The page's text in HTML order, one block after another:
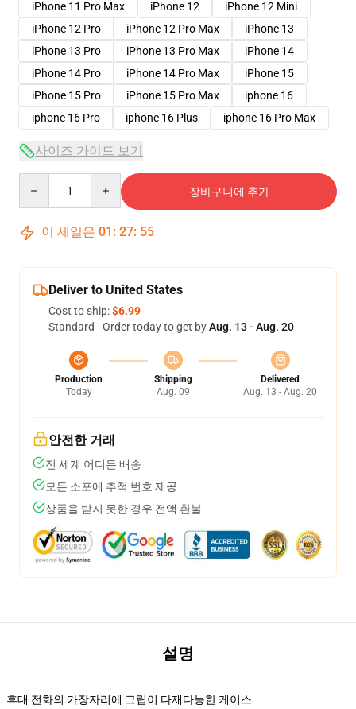
iPhone 11 Pro Max
iPhone 12
iPhone 12 Mini
iPhone 12 Pro
iPhone 12 Pro Max
iPhone 13
iPhone 13 Pro
iPhone 13 Pro Max
iPhone 14
iPhone 14 Pro
iPhone 14 Pro Max
iPhone 15
iPhone 15 Pro
iPhone 15 Pro Max
iphone 16
iphone 16 Pro
iphone 16 Plus iphone 16 Pro Max
사이즈 가이드 보기
장바구니에 추가
이 세일은 01 : 27: 54
Deliver to United States
Cost to ship:$6.99
Standard - Order today to get byAug. 13 - Aug. 20
Production
Today
Shipping
Aug. 09
Delivered
Aug. 13 - Aug. 20
안전한 거래
전 세계 어디든 배송
모든 소포에 추적 번호 제공
상품을 받지 못한 경우 전액 환불
설명
휴대 전화의 가장자리에 그립이 다재다능한 케이스